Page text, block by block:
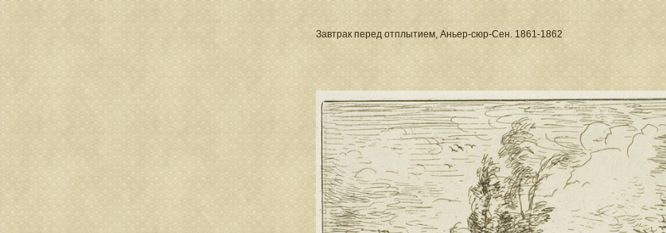
Завтрак перед отплытием, Аньер-сюр-Сен. 1861-1862